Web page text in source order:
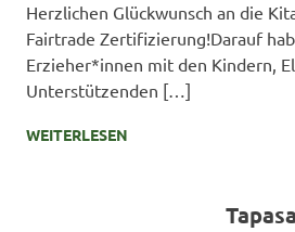
Herzlichen Glückwunsch an die
Fairtrade Zertifizierung!Darauf
Erzieher*innen mit den Kindern,
Unterstützenden […]
WEITERLESEN